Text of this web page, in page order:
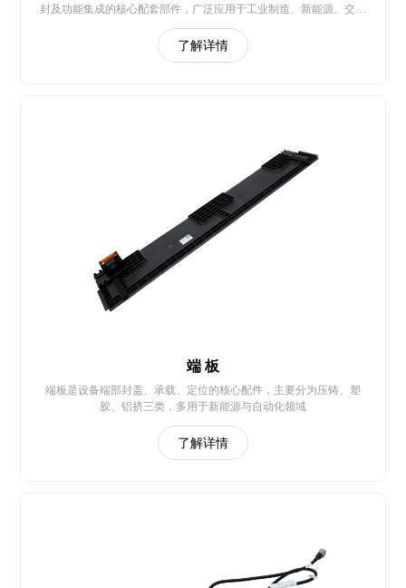
封及功能集成的核心配套部件，广泛应用于工业制造、新能源、交通
了解详情
端 板
端板是设备端部封盖、承载、定位的核心配件，主要分为压铸、塑
胶、铝挤三类，多用于新能源与自动化领域
了解详情